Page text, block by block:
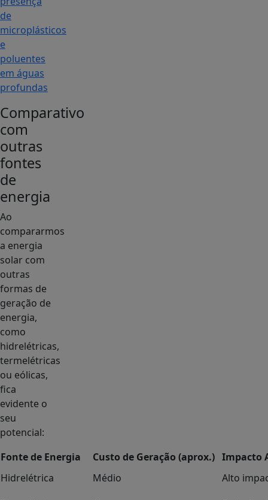
de
microplásticos
e
poluentes
em águas
profundas
Comparativo
com
outras
fontes
de
energia
Ao
compararmos
a energia
solar com
outras
formas de
geração de
energia,
como
hidrelétricas,
termelétricas
ou eólicas,
fica
evidente o
seu
potencial:
Fonte de Energia
Custo de Geração (aprox.) Impacto
Hidrelétrica
Médio
Alto